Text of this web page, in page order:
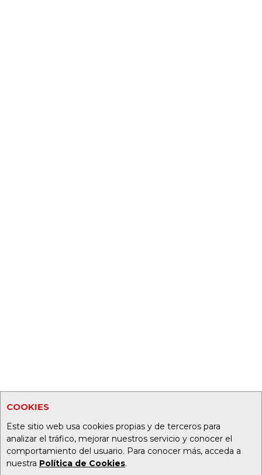
COOKIES
Este sitio web usa cookies propias y de terceros para
analizar el tráfico, mejorar nuestros servicio y conocer el
comportamiento del usuario. Para conocer más, acceda a
nuestra Política de Cookies.